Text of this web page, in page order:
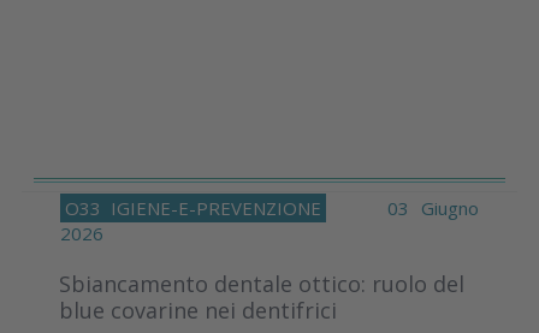
O33 IGIENE-E-PREVENZIONE
03 Giugno
2026
Sbiancamento dentale ottico: ruolo del
blue covarine nei dentifrici